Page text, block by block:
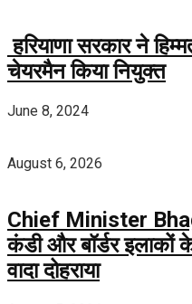
हरियाणा सरकार ने
चेयरमैन किया नियुक्त
June 8, 2024
August 6, 2026
Chief Minister
कंडी और बॉर्डर इलाकों
वादा दोहराया